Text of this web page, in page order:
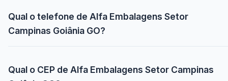
Qual o telefone de Alfa Embalagens Setor
Campinas Goiânia GO?
Qual o CEP de Alfa Embalagens Setor Campinas